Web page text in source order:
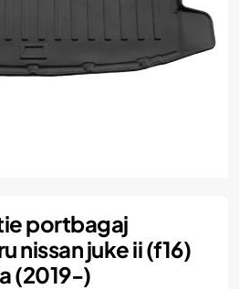
portbagaj
nissan juke ii (f16)
(2019-)